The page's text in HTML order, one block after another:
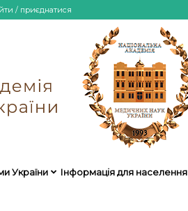
/ приєднатися
України Інформація для населення